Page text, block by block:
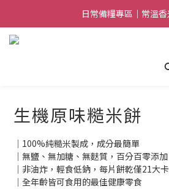
日常備糧專區｜常溫
加入LINE好友｜獲得
日常備糧專區｜常溫
生機原味糙米餅
｜100%純糙米製成，成分最簡單
｜無鹽、無加糖、無麩質，百分百零添加
｜非油炸，輕食低鈉，每片餅乾僅21大卡
｜全年齡皆可食用的最佳健康零食